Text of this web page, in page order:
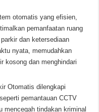
otomatis yang efisien,
pemanfaatan ruang
dan ketersediaan
nyata, memudahkan
kosong dan menghindari
Otomatis dilengkapi
pemantauan CCTV
mencegah tindakan kriminal